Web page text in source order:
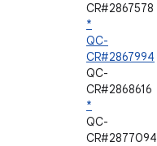
CR#2867578
*
QC-
CR#2867994
QC-
CR#2868616
*
QC-
CR#2877094